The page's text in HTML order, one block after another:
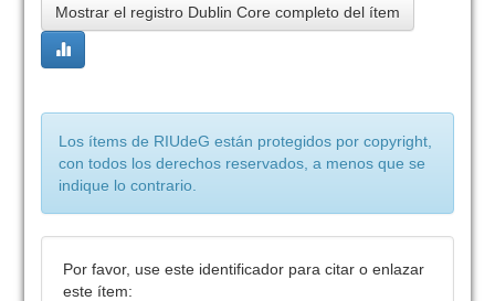
Mostrar el registro Dublin Core completo del ítem
Los ítems de RIUdeG están protegidos por copyright,
con todos los derechos reservados, a menos que se
indique lo contrario.
Por favor, use este identificador para citar o enlazar
este ítem: